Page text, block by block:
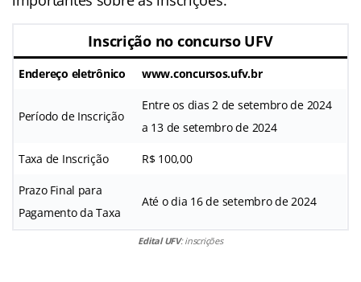
Inscrição no concurso UFV
Endereço eletrônico www.concursos.ufv.br
Período de Inscrição
Entre os dias 2 de setembro de 2024
a 13 de setembro de 2024
Taxa de Inscrição R$ 100,00
Prazo Final para
Pagamento da Taxa
Até o dia 16 de setembro de 2024
Edital UFV: inscrições